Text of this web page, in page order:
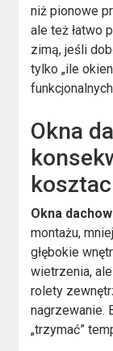
niż pionowe
ale też łatwo
zimą, jeśli
tylko „ile
Okna
Okna
montażu,
głębokie
wietrzenia,
rolety
nagrzewanie.
„trzymać”